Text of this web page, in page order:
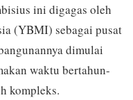
ini digagas oleh
(YBMI) sebagai pusat
dimulai
waktu bertahun-
kompleks.